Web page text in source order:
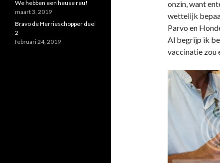
onzin, want
wettelijk
Parvo en
Al begrijp ik
vaccinatie zou
We hebben een heuse reu!
maart 3, 2019
Bravo de Herrieschopper deel
2
februari 24, 2019